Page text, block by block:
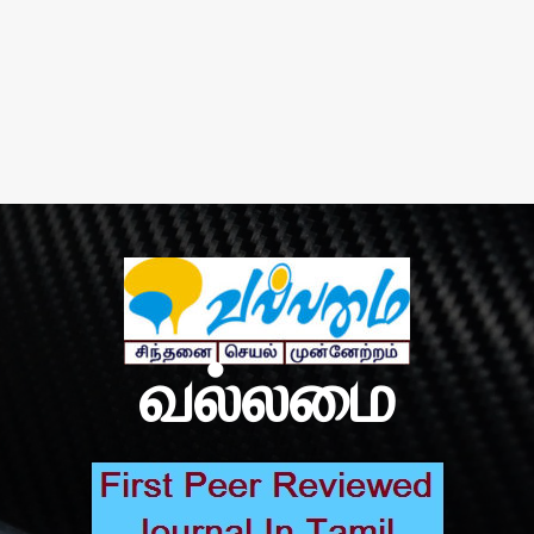
வல்லமை